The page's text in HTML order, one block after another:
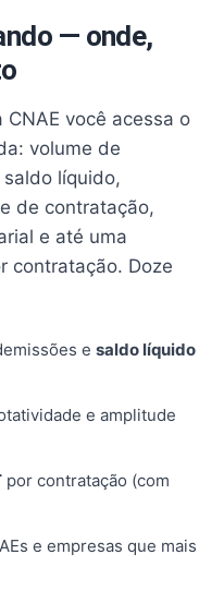
— onde,
você acessa o
volume de
líquido,
de contratação,
e até uma
contratação. Doze
e saldo líquido
e amplitude
por contratação (com
e empresas que mais